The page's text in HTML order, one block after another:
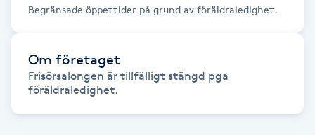
Färgning
Föning
Begränsade öppettider på grund av föräldraledighet.
Om företaget
Frisörsalongen är tillfälligt stängd pga
föräldraledighet.